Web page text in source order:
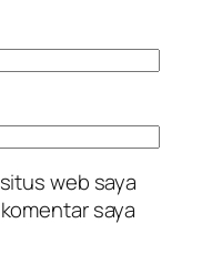
web saya
saya